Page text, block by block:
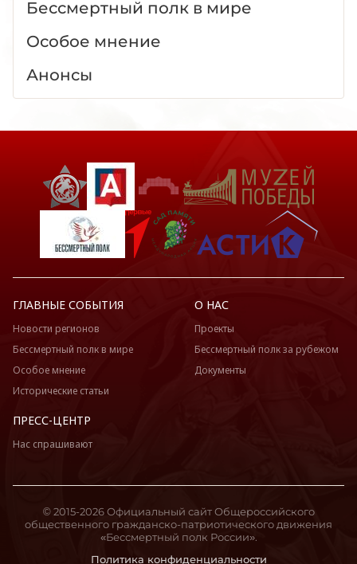
Бессмертный полк в мире
Особое мнение
Анонсы
ГЛАВНЫЕ СОБЫТИЯ
Новости регионов
Бессмертный полк в мире
Особое мнение
Исторические статьи
О НАС
Проекты
Бессмертный полк за рубежом
Документы
ПРЕСС-ЦЕНТР
Нас спрашивают
Политика конфиденциальности
© 2015-2026 Официальный сайт Общероссийского
общественного гражданско-патриотического движения
«Бессмертный полк России».